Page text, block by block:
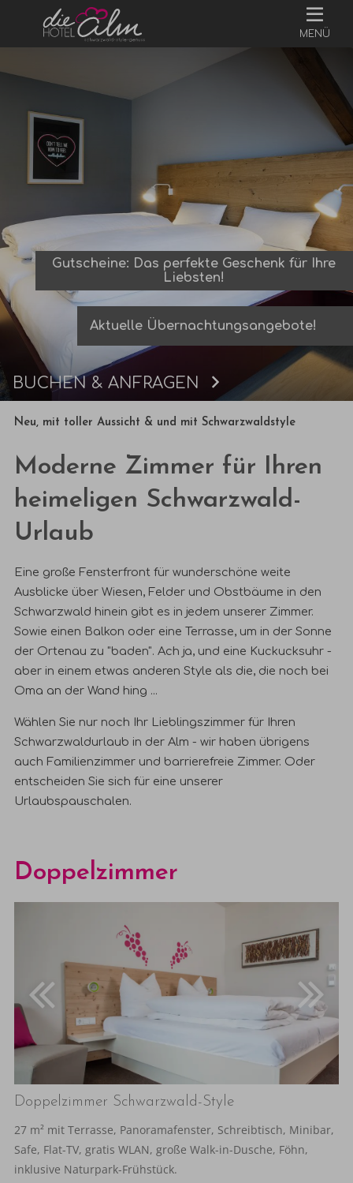
MENÜ
BUCHEN & ANFRAGEN Buchen
Gutscheine: Das perfekte Geschenk für Ihre
Liebsten!
Aktuelle Übernachtungsangebote!
Neu, mit toller Aussicht & und mit Schwarzwaldstyle
Moderne Zimmer für Ihren
heimeligen Schwarzwald-
Urlaub
Eine große Fensterfront für wunderschöne weite
Ausblicke über Wiesen, Felder und Obstbäume in den
Schwarzwald hinein gibt es in jedem unserer Zimmer.
Sowie einen Balkon oder eine Terrasse, um in der Sonne
der Ortenau zu "baden".Ach ja, und eine Kuckucksuhr -
aber in einem etwas anderen Style als die, die noch bei
Oma an der Wand hing ...
Wählen Sie nur noch Ihr Lieblingszimmer für Ihren
Schwarzwaldurlaub in der Alm - wir haben übrigens
auch Familienzimmer und barrierefreie Zimmer. Oder
entscheiden Sie sich für eine unserer
Urlaubspauschalen.
Doppelzimmer
Doppelzimmer Schwarzwald-Style
27 m² mit Terrasse, Panoramafenster, Schreibtisch, Minibar,
Safe, Flat-TV, gratis WLAN, große Walk-in-Dusche, Föhn,
inklusive Naturpark-Frühstück.